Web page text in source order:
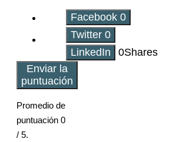
Enviar la
puntuación
Promedio de
puntuación 0
/ 5.
Facebook 0
Twitter 0
LinkedIn
0Shares